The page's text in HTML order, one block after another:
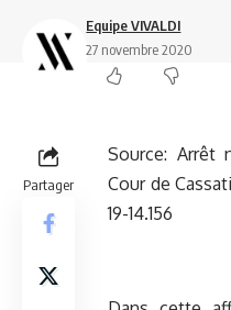
Equipe VIVALDI
27 novembre 2020
Partager
Source: Arrêt
Cour de
19-14.156